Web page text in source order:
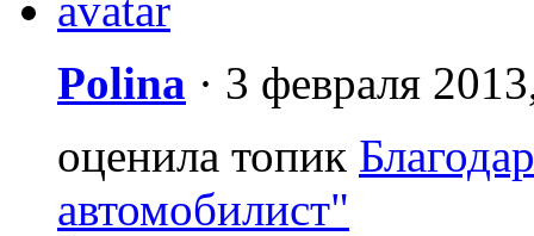
Polina · 3 февраля
оценила топик
автомобилист"